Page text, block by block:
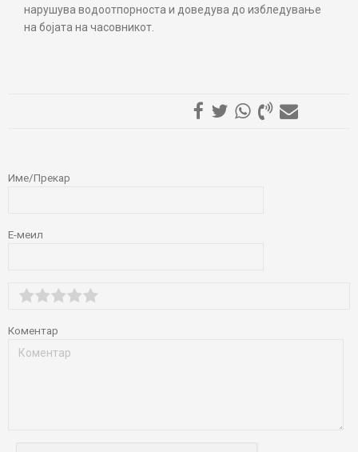
нарушува водоотпорноста и доведува до избледување
на бојата на часовникот.
Име/Прекар
Е-меил
Коментар